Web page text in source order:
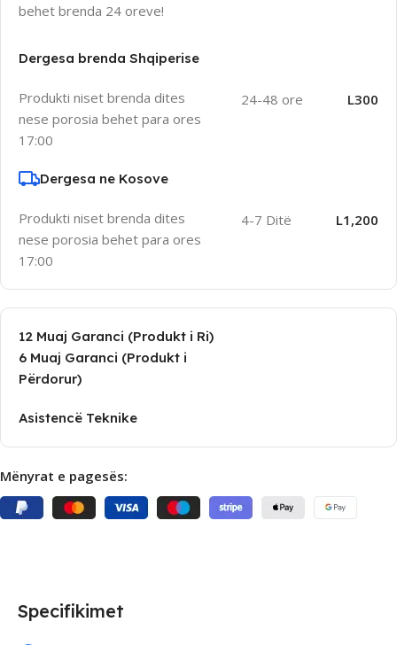
behet brenda 24 oreve!
Dergesa brenda Shqiperise
Produkti niset brenda dites
nese porosia behet para ores
17:00
24-48 ore L300
Dergesa ne Kosove
Produkti niset brenda dites
nese porosia behet para ores
17:00
4-7 Ditë L1,200
12 Muaj Garanci (Produkt i Ri)
6 Muaj Garanci (Produkt i
Përdorur)
Asistencë Teknike
Mënyrat e pagesës:
Specifikimet